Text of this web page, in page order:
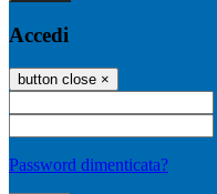
Accedi
button close ×
Password dimenticata?